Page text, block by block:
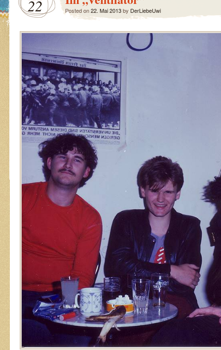
22 Posted on22. Mai 2013by DerLiebeUwi